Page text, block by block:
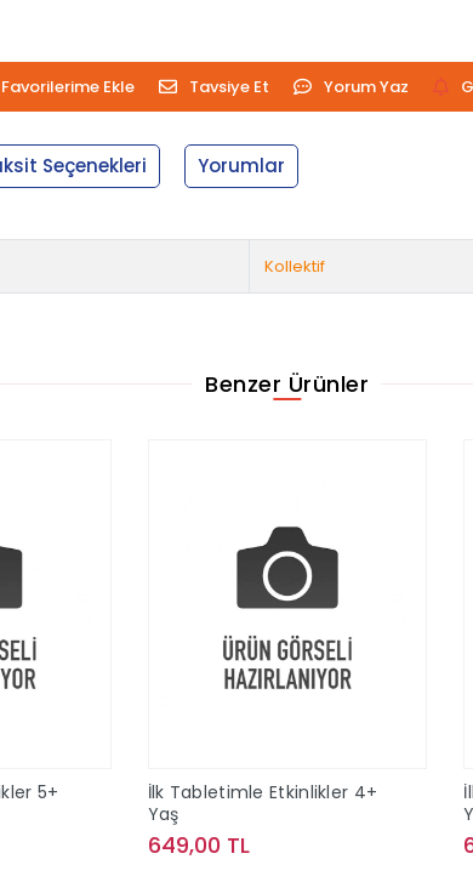
Favorilerime Ekle Tavsiye Et Yorum Yaz
Seçenekleri Yorumlar
Kollektif
Benzer Ürünler
5+
İlk Tabletimle Etkinlikler 4+
Yaş
649,00 TL